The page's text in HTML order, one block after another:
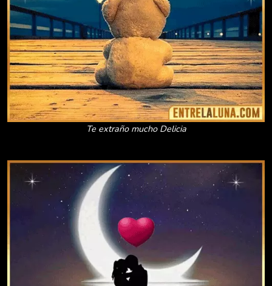
Te extraño mucho Delicia